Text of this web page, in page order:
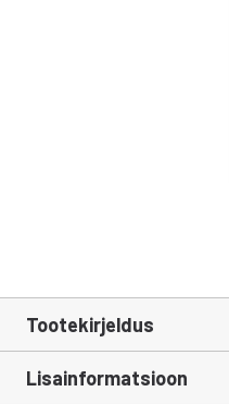
Tootekirjeldus
Lisainformatsioon